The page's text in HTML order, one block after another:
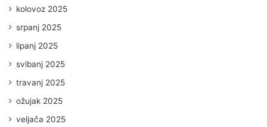
kolovoz 2025
srpanj 2025
lipanj 2025
svibanj 2025
travanj 2025
ožujak 2025
veljača 2025